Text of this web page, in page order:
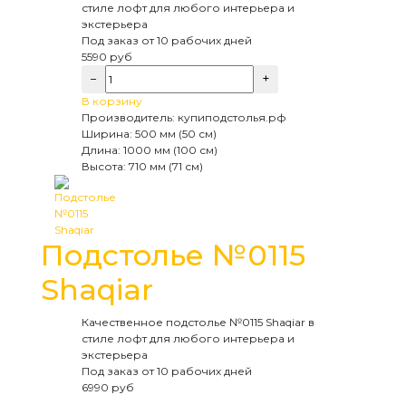
стиле лофт для любого интерьера и
экстерьера
Под заказ от 10 рабочих дней
5590 руб
− +
В корзину
Производитель: купиподстолья.рф
Ширина: 500 мм (50 см)
Длина: 1000 мм (100 см)
Высота: 710 мм (71 см)
Подстолье №0115
Shaqiar
Качественное подстолье №0115 Shaqiar в
стиле лофт для любого интерьера и
экстерьера
Под заказ от 10 рабочих дней
6990 руб